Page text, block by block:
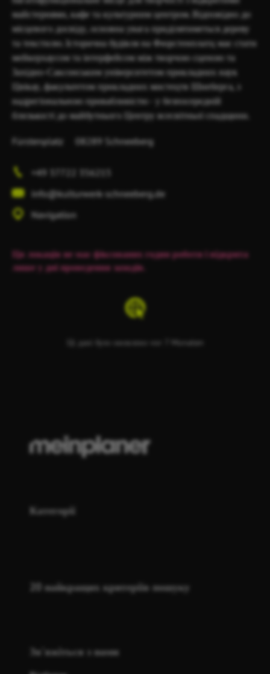
Fürstenplatz 08289 Schneeberg
+49 37722 356215
info@kulturwerk-schneeberg.de
Navigation
Ця локація не має фіксованих годин роботи і відкрита
лише у дні проведення заходів.
майстернями, кафе та культурним центром. Відповідно до
місцевого досвіду, основна увага приділятиметься дереву
та текстилю. Історична будівля на Фюрстенплатц має стати
мейкерхаусом та інтерфейсом між творчою сценою та
Західно-Саксонським університетом прикладних наук
Цвікау, факультетом прикладних мистецтв Шнеберга, з
надрегіональною привабливістю - у безпосередній
близькості до майбутнього Центру всесвітньої спадщини.
Ці дані було оновлено vor 7 Monaten
Категорії
20 найкращих критеріїв пошуку
Зв'яжіться з нами